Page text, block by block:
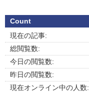
Count
現在の記事:
総閲覧数:
今日の閲覧数:
昨日の閲覧数:
現在オンライン中の人数: